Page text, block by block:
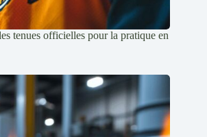
tenues officielles pour la pratique en